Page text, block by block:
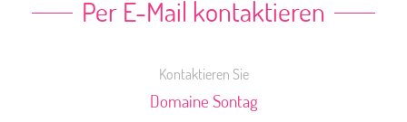
Per E-Mail kontaktieren
Kontaktieren Sie
Domaine Sontag